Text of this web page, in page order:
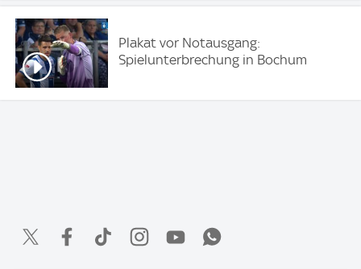
Plakat vor Notausgang:
Spielunterbrechung in Bochum